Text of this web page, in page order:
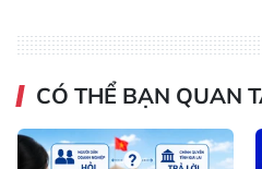
CÓ THỂ BẠN QUAN